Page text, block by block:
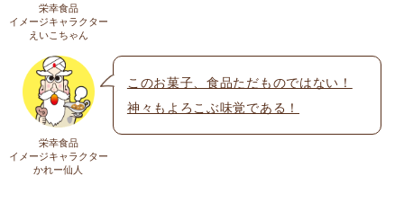
送料
送料についての詳細はこちら
メール※
上に表示された文字を入力してください。
栄幸食品
イメージキャラクター
えいこちゃん
栄幸食品
イメージキャラクター
かれー仙人
このお菓子、食品ただものではない！
神々もよろこぶ味覚である！